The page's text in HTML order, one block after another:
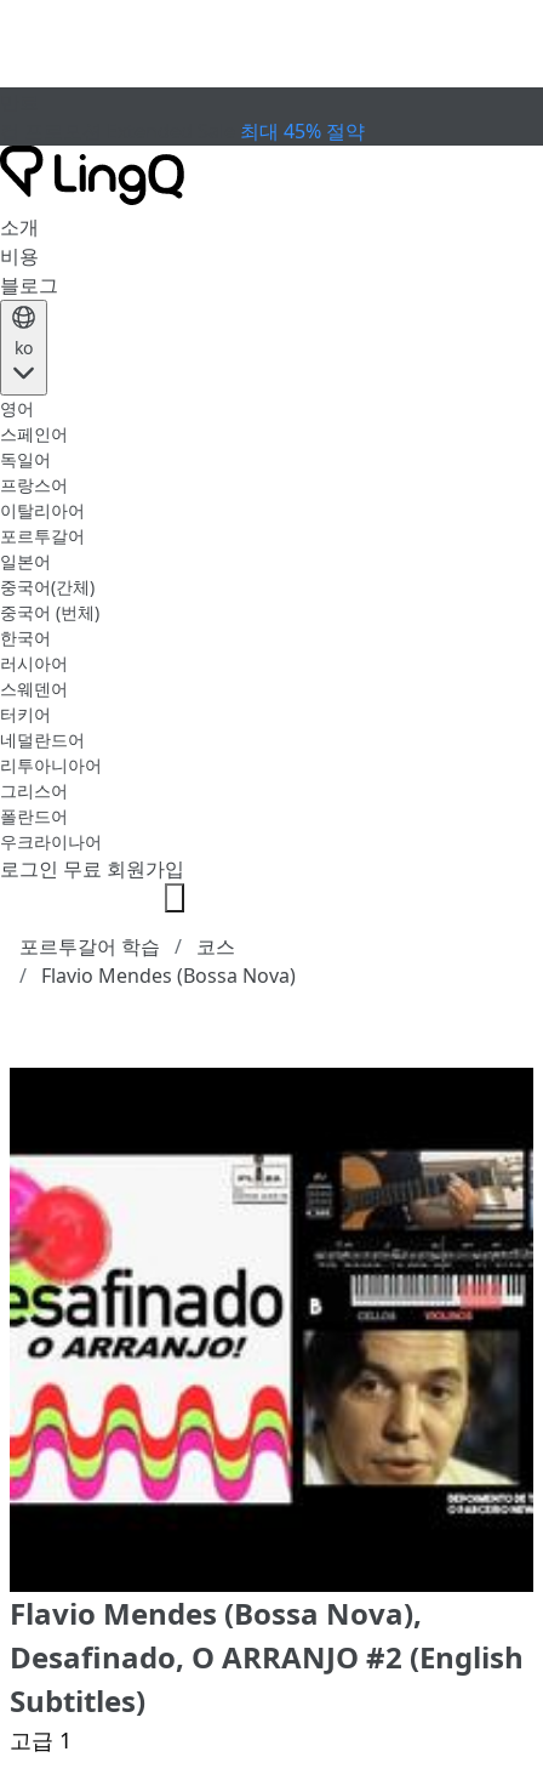
최대 45% 절약
소개
비용
블로그
ko
영어
스페인어
독일어
프랑스어
이탈리아어
포르투갈어
일본어
중국어(간체)
중국어 (번체)
한국어
러시아어
스웨덴어
터키어
네덜란드어
리투아니아어
그리스어
폴란드어
우크라이나어
로그인 무료 회원가입
포르투갈어 학습
코스
Flavio Mendes (Bossa Nova)
Flavio Mendes (Bossa Nova),
Desafinado, O ARRANJO #2 (English
Subtitles)
고급 1